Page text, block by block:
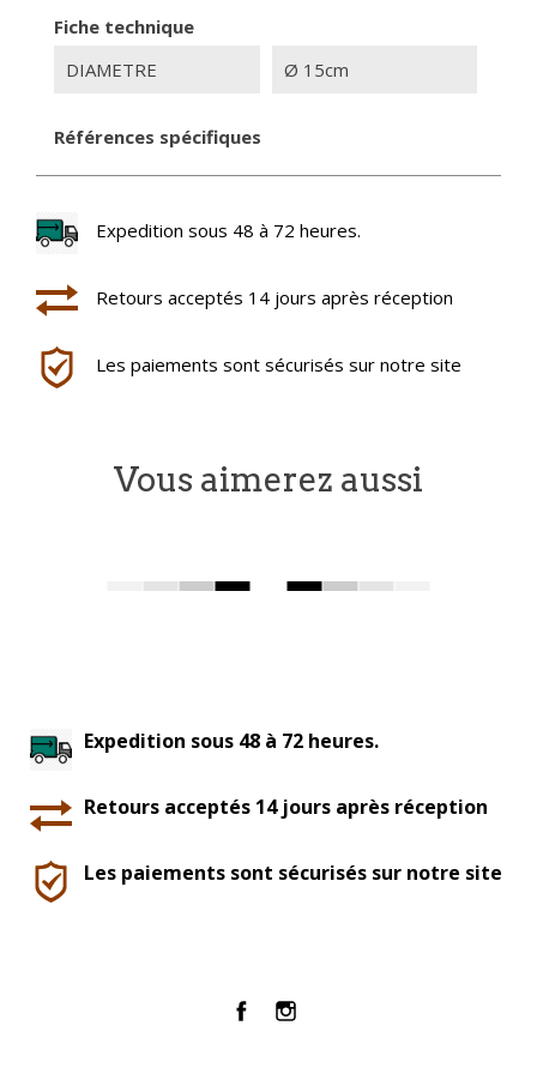
Fiche technique
DIAMETRE
Ø 15cm
Références spécifiques
Expedition sous 48 à 72 heures.
Retours acceptés 14 jours après réception
Les paiements sont sécurisés sur notre site
Vous aimerez aussi
Expedition sous 48 à 72 heures.
Retours acceptés 14 jours après réception
Les paiements sont sécurisés sur notre site
FacebookInstagram